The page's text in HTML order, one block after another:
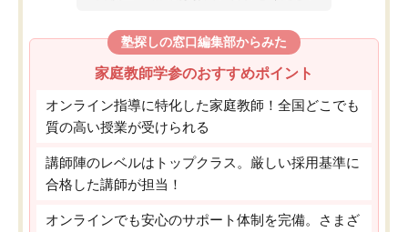
塾探しの窓口編集部からみた
家庭教師学参のおすすめポイント
オンライン指導に特化した家庭教師！全国どこでも
質の高い授業が受けられる
講師陣のレベルはトップクラス。厳しい採用基準に
合格した講師が担当！
オンラインでも安心のサポート体制を完備。さまざ